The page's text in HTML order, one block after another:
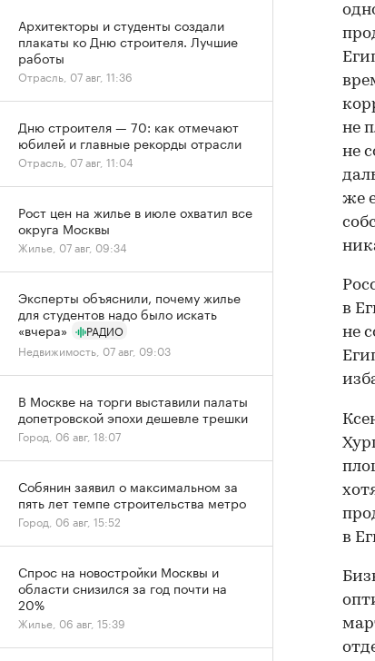
не
не
же
в
не
в
Архитекторы и студенты создали
плакаты ко Дню строителя. Лучшие
работы
Отрасль, 07 авг, 11:36
Дню строителя — 70: как отмечают
юбилей и главные рекорды отрасли
Отрасль, 07 авг, 11:04
Рост цен на жилье в июле охватил все
округа Москвы
Жилье, 07 авг, 09:34
Эксперты объяснили, почему жилье
для студентов надо было искать
«вчера»
РАДИО
Недвижимость, 07 авг, 09:03
В Москве на торги выставили палаты
допетровской эпохи дешевле трешки
Город, 06 авг, 18:07
Собянин заявил о максимальном за
пять лет темпе строительства метро
Город, 06 авг, 15:52
Спрос на новостройки Москвы и
области снизился за год почти на
20%
Жилье, 06 авг, 15:39